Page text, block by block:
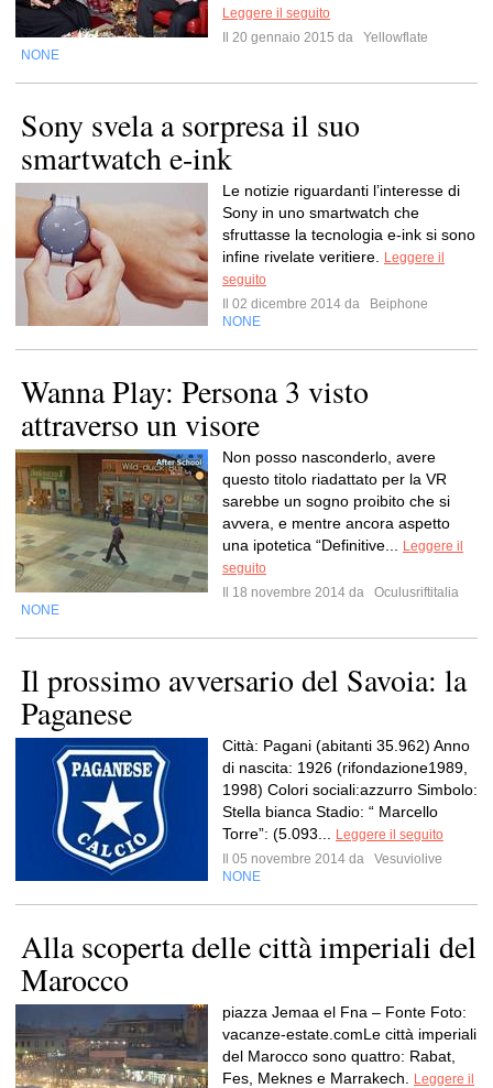
Leggere il seguito
Il 20 gennaio 2015 da
Yellowflate
NONE
Sony svela a sorpresa il suo
smartwatch e-ink
Le notizie riguardanti l’interesse di
Sony in uno smartwatch che
sfruttasse la tecnologia e-ink si sono
infine rivelate veritiere.
Leggere il
seguito
Il 02 dicembre 2014 da
Beiphone
NONE
Wanna Play: Persona 3 visto
attraverso un visore
Non posso nasconderlo, avere
questo titolo riadattato per la VR
sarebbe un sogno proibito che si
avvera, e mentre ancora aspetto
una ipotetica “Definitive...
Leggere il
seguito
Il 18 novembre 2014 da
Oculusriftitalia
NONE
Il prossimo avversario del Savoia: la
Paganese
Città: Pagani (abitanti 35.962) Anno
di nascita: 1926 (rifondazione1989,
1998) Colori sociali:azzurro Simbolo:
Stella bianca Stadio: “ Marcello
Torre”: (5.093...
Leggere il seguito
Il 05 novembre 2014 da
Vesuviolive
NONE
Alla scoperta delle città imperiali del
Marocco
piazza Jemaa el Fna – Fonte Foto:
vacanze-estate.comLe città imperiali
del Marocco sono quattro: Rabat,
Fes, Meknes e Marrakech.
Leggere il